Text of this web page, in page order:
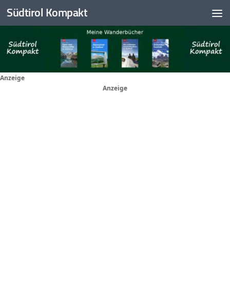
Skip to content
Südtirol Kompakt
Anzeige
Anzeige